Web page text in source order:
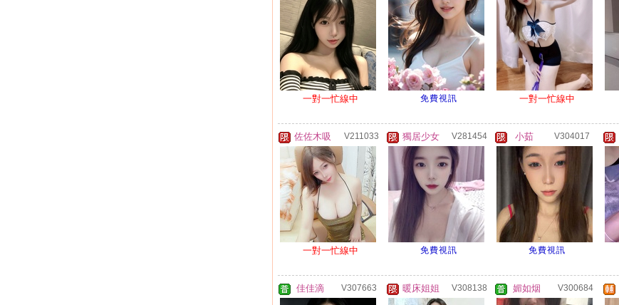
一對一忙線中 免費視訊 一對一忙線中
佐佐木吸 V211033
一對一忙線中
獨居少女 V281454
免費視訊
小茹 V304017
免費視訊
佳佳滴 V307663 暖床姐姐 V308138 媚如烟 V300684